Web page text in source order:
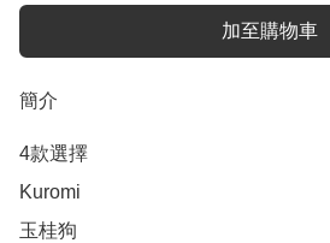
加至購物車
簡介
4款選擇
Kuromi
玉桂狗